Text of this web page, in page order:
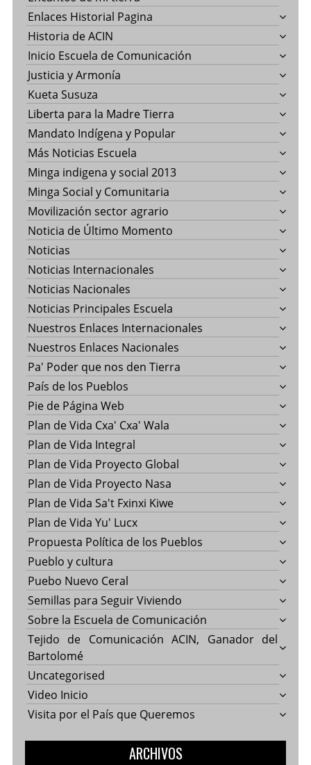
Enlaces Historial Pagina
Historia de ACIN
Inicio Escuela de Comunicación
Justicia y Armonía
Kueta Susuza
Liberta para la Madre Tierra
Mandato Indígena y Popular
Más Noticias Escuela
Minga indigena y social 2013
Minga Social y Comunitaria
Movilización sector agrario
Noticia de Último Momento
Noticias
Noticias Internacionales
Noticias Nacionales
Noticias Principales Escuela
Nuestros Enlaces Internacionales
Nuestros Enlaces Nacionales
Pa' Poder que nos den Tierra
País de los Pueblos
Pie de Página Web
Plan de Vida Cxa' Cxa' Wala
Plan de Vida Integral
Plan de Vida Proyecto Global
Plan de Vida Proyecto Nasa
Plan de Vida Sa't Fxinxi Kiwe
Plan de Vida Yu' Lucx
Propuesta Política de los Pueblos
Pueblo y cultura
Puebo Nuevo Ceral
Semillas para Seguir Viviendo
Sobre la Escuela de Comunicación
Tejido de Comunicación ACIN, Ganador del
Bartolomé
Uncategorised
Video Inicio
Visita por el País que Queremos
ARCHIVOS